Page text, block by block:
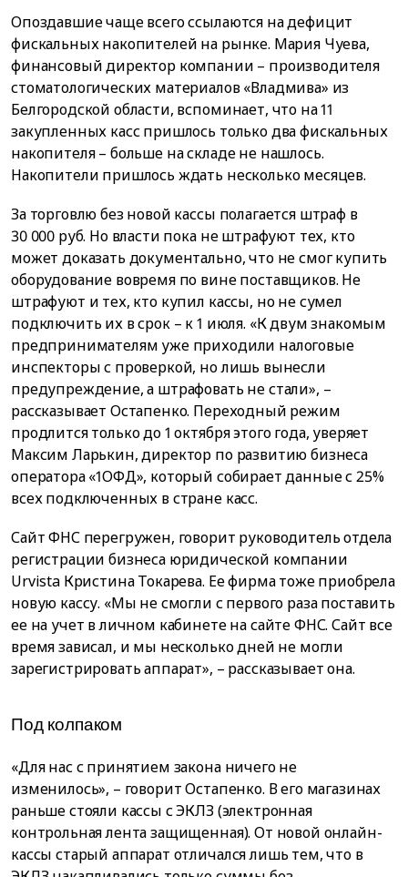
Опоздавшие чаще всего ссылаются на дефицит
фискальных накопителей на рынке. Мария Чуева,
финансовый директор компании – производителя
стоматологических материалов «Владмива» из
Белгородской области, вспоминает, что на 11
закупленных касс пришлось только два фискальных
накопителя – больше на складе не нашлось.
Накопители пришлось ждать несколько месяцев.
За торговлю без новой кассы полагается штраф в
30 000 руб. Но власти пока не штрафуют тех, кто
может доказать документально, что не смог купить
оборудование вовремя по вине поставщиков. Не
штрафуют и тех, кто купил кассы, но не сумел
подключить их в срок – к 1 июля. «К двум знакомым
предпринимателям уже приходили налоговые
инспекторы с проверкой, но лишь вынесли
предупреждение, а штрафовать не стали», –
рассказывает Остапенко. Переходный режим
продлится только до 1 октября этого года, уверяет
Максим Ларькин, директор по развитию бизнеса
оператора «1ОФД», который собирает данные с 25%
всех подключенных в стране касс.
Сайт ФНС перегружен, говорит руководитель отдела
регистрации бизнеса юридической компании
Urvista Кристина Токарева. Ее фирма тоже приобрела
новую кассу. «Мы не смогли с первого раза поставить
ее на учет в личном кабинете на сайте ФНС. Сайт все
время зависал, и мы несколько дней не могли
зарегистрировать аппарат», – рассказывает она.
Под колпаком
«Для нас с принятием закона ничего не
изменилось», – говорит Остапенко. В его магазинах
раньше стояли кассы с ЭКЛЗ (электронная
контрольная лента защищенная). От новой онлайн-
кассы старый аппарат отличался лишь тем, что в